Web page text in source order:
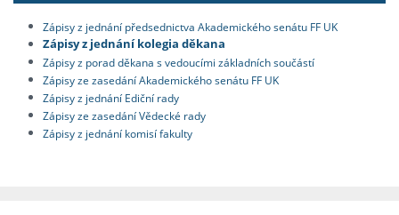
Zápisy z jednání předsednictva Akademického senátu FF UK
Zápisy z jednání kolegia děkana
Zápisy z porad děkana s vedoucími základních součástí
Zápisy ze zasedání Akademického senátu FF UK
Zápisy z jednání Ediční rady
Zápisy ze zasedání Vědecké rady
Zápisy z jednání komisí fakulty